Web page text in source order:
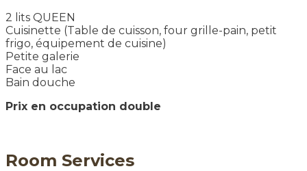
2 lits QUEEN
Cuisinette (Table de cuisson, four grille-pain, petit
frigo, équipement de cuisine)
Petite galerie
Face au lac
Bain douche
Prix en occupation double
Room Services